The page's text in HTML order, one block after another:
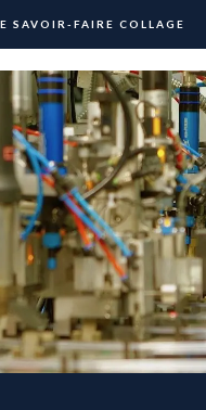
SAVOIR-FAIRE COLLAGE